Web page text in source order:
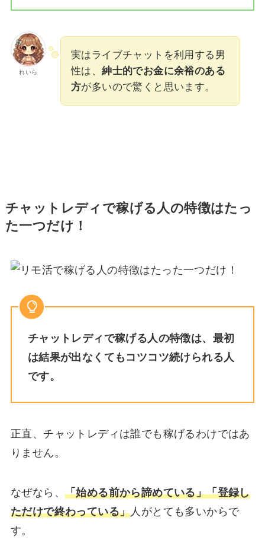
れいら
実はライブチャットを利用する男
性は、紳士的でお金に余裕のある
方が多いので驚くと思います。
チャットレディで稼げる人の特徴はたっ
た一つだけ！
チャットレディで稼げる人の特徴は、最初
は結果が出なくてもコツコツ続けられる人
です。
正直、チャットレディは誰でも稼げるわけではあ
りません。
なぜなら、 「始める前から諦めている」「登録し
ただけで終わっている」人がとても多いからで
す。